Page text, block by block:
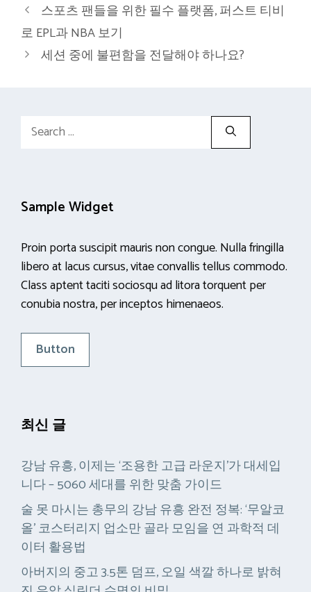
스포츠 팬들을 위한 필수 플랫폼, 퍼스트 티비
로 EPL과 NBA 보기
세션 중에 불편함을 전달해야 하나요?
Search
Sample Widget
Proin porta suscipit mauris non congue. Nulla fringilla
libero at lacus cursus, vitae convallis tellus commodo.
Class aptent taciti sociosqu ad litora torquent per
conubia nostra, per inceptos himenaeos.
Button
최신 글
강남 유흥, 이제는 ‘조용한 고급 라운지’가 대세입
니다 – 5060 세대를 위한 맞춤 가이드
술 못 마시는 총무의 강남 유흥 완전 정복: ‘무알코
올’ 코스터리지 업소만 골라 모임을 연 과학적 데
이터 활용법
아버지의 중고 3.5톤 덤프, 오일 색깔 하나로 밝혀